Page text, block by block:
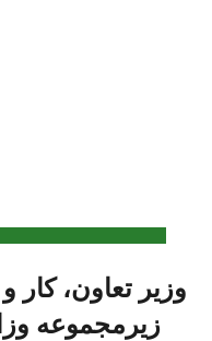
وزیر تعاون، کار
زیرمجموعه